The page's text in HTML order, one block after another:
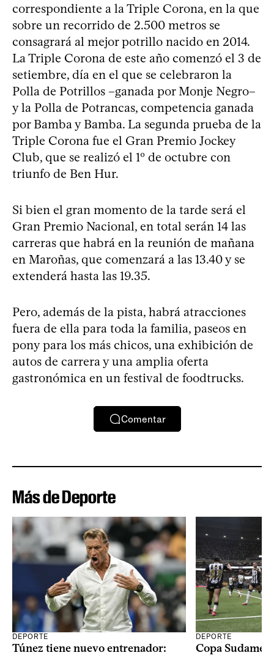
correspondiente a la Triple Corona, en la que
sobre un recorrido de 2.500 metros se
consagrará al mejor potrillo nacido en 2014.
La Triple Corona de este año comenzó el 3 de
setiembre, día en el que se celebraron la
Polla de Potrillos –ganada por Monje Negro–
y la Polla de Potrancas, competencia ganada
por Bamba y Bamba. La segunda prueba de la
Triple Corona fue el Gran Premio Jockey
Club, que se realizó el 1º de octubre con
triunfo de Ben Hur.
Si bien el gran momento de la tarde será el
Gran Premio Nacional, en total serán 14 las
carreras que habrá en la reunión de mañana
en Maroñas, que comenzará a las 13.40 y se
extenderá hasta las 19.35.
Pero, además de la pista, habrá atracciones
fuera de ella para toda la familia, paseos en
pony para los más chicos, una exhibición de
autos de carrera y una amplia oferta
gastronómica en un festival de foodtrucks.
Comentar
Más de Deporte
DEPORTE
Túnez tiene nuevo entrenador:
DEPORTE
Copa